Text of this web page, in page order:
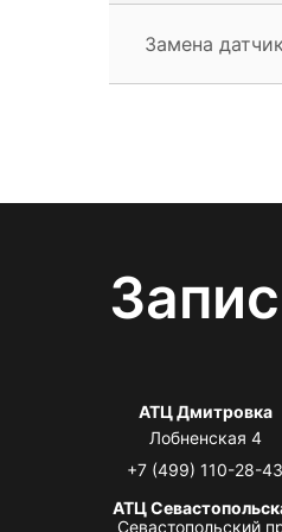
Замена
АТЦ Дмитровка
Лобненская 4
+7 (499) 110-28-43
АТЦ
Севастопольский